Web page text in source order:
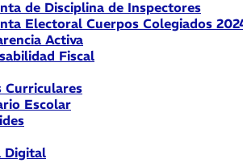
de Disciplina de Inspectores
Electoral Cuerpos Colegiados
Activa
Fiscal
Curriculares
Escolar
Digital